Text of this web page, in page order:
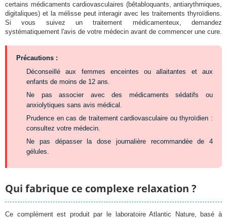
certains médicaments cardiovasculaires (bêtabloquants, antiarythmiques,
digitaliques) et la mélisse peut interagir avec les traitements thyroïdiens.
Si vous suivez un traitement médicamenteux, demandez
systématiquement l'avis de votre médecin avant de commencer une cure.
Précautions :
Déconseillé aux femmes enceintes ou allaitantes et aux
enfants de moins de 12 ans.
Ne pas associer avec des médicaments sédatifs ou
anxiolytiques sans avis médical.
Prudence en cas de traitement cardiovasculaire ou thyroïdien :
consultez votre médecin.
Ne pas dépasser la dose journalière recommandée de 4
gélules.
Qui fabrique ce complexe relaxation ?
Ce complément est produit par le laboratoire Atlantic Nature, basé à